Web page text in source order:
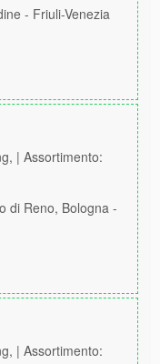
- Friuli-Venezia
| Assortimento:
di Reno, Bologna -
| Assortimento: